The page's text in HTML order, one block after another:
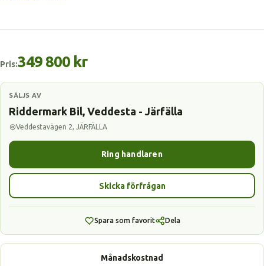
Pris:349 800 kr
SÄLJS AV
Riddermark Bil, Veddesta - Järfälla
Veddestavägen 2, JÄRFÄLLA
Ring handlaren
Skicka förfrågan
Spara som favorit Dela
Månadskostnad